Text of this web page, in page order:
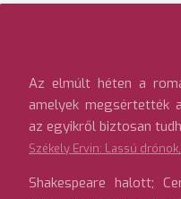
Az elmúlt héten a
amelyek megsértették
az egyikről biztosan
Székely Ervin: Lassú
Shakespeare halott;